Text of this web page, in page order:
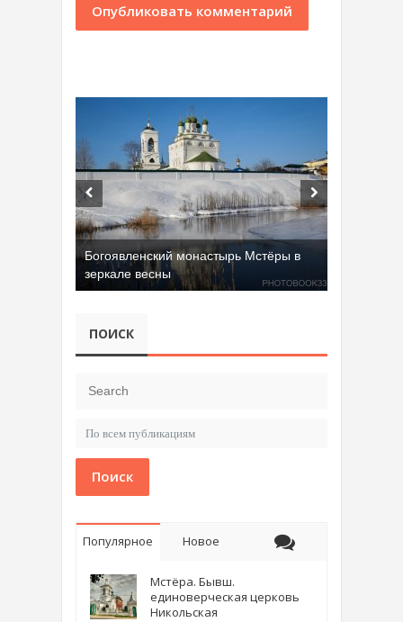
Богоявленский монастырь Мстёры в
зеркале весны
ПОИСК
Поиск
Популярное Новое
Мстёра. Бывш.
единоверческая церковь
Никольская